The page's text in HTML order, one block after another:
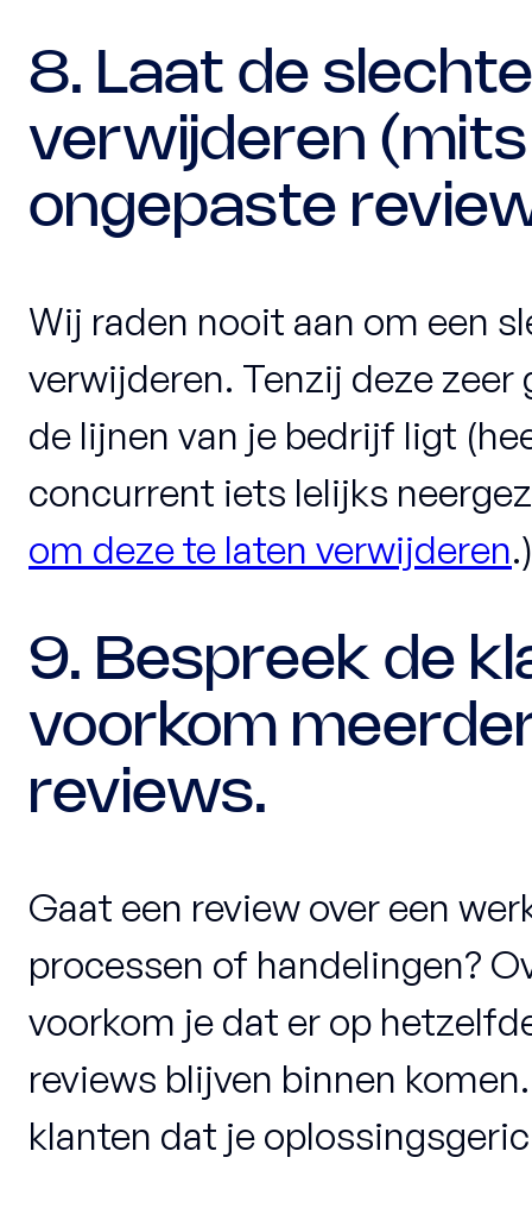
8. Laat de
verwijderen
ongepaste
Wij raden nooit aan om een
verwijderen. Tenzij deze
de lijnen van je bedrijf ligt
concurrent iets lelijks
om deze te laten verwijderen
9. Bespreek de
voorkom
reviews.
Gaat een review over een
processen of handelingen?
voorkom je dat er op
reviews blijven binnen
klanten dat je